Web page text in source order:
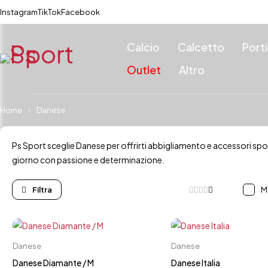
InstagramTikTokFacebook
Calcio Calcetto
Outlet
Altro
Home Danese
Ps Sport sceglie Danese per offrirti abbigliamento e accessori
giorno con passione e determinazione.
Disponibilità
In stock
42
42.5 43
Danese
Danese Diamante / M
42
Danese
Danese Italia